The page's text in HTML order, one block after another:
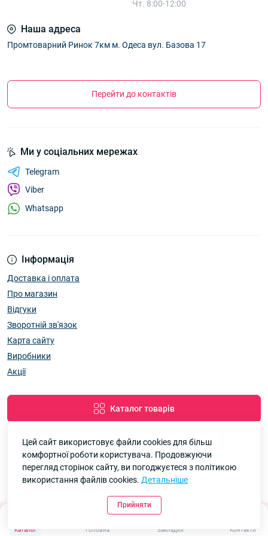
Каталог Головна Закладки Контакти
Чт. 8:00-12:00
Наша адреса
Промтоварний Ринок 7км м. Одеса вул. Базова 17
Перейти до контактів
Інформація
Доставка і оплата
Про магазин
Відгуки
Зворотній зв'язок
Карта сайту
Виробники
Акції
Каталог товарів
Ми у соціальних мережах
Telegram
Viber
Whatsapp
7км Одеса — Одяг і аксесуари оптом © 2026
Рейтинг
Цей сайт використовує файли cookies для більш
комфортної роботи користувача. Продовжуючи
перегляд сторінок сайту, ви погоджуєтеся з політикою
використання файлів cookies. Детальніше
Прийняти